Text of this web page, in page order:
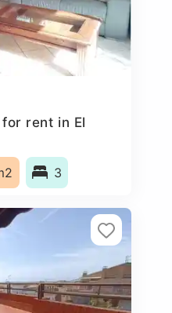
rent in El
3